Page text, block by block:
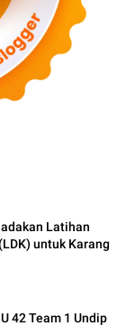
Latihan
untuk Karang
42 Team 1 Undip